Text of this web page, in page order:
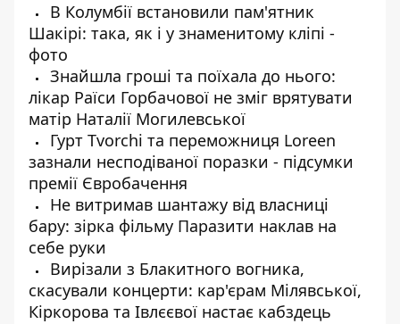
В Колумбії встановили пам'ятник
Шакірі: така, як і у знаменитому кліпі -
фото
Знайшла гроші та поїхала до нього:
лікар Раїси Горбачової не зміг врятувати
матір Наталії Могилевської
Гурт Tvorchi та переможниця Loreen
зазнали несподіваної поразки - підсумки
премії Євробачення
Не витримав шантажу від власниці
бару: зірка фільму Паразити наклав на
себе руки
Вирізали з Блакитного вогника,
скасували концерти: кар'єрам Мілявської,
Кіркорова та Івлєєвої настає кабздець